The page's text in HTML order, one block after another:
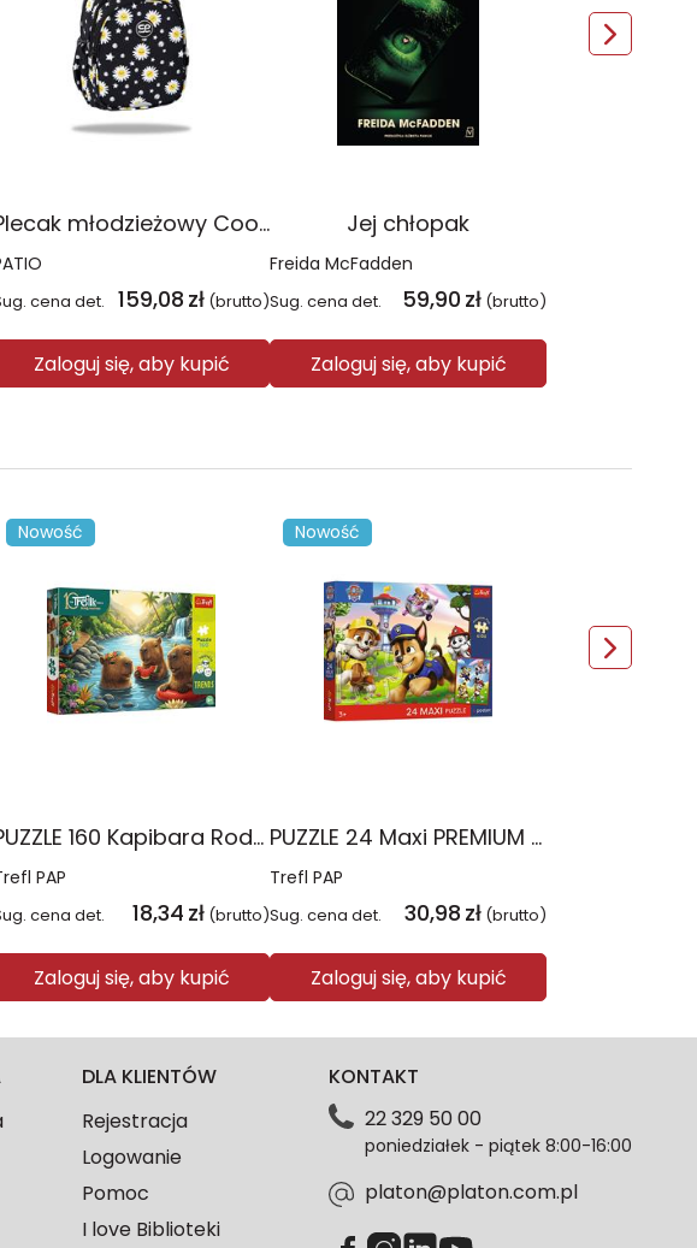
Plecak młodzieżowy Coolpack Jerry Daisy Black
cena det. 159,08 zł (brutto)
Zaloguj się, aby kupić
Jej chłopak
Freida McFadden
Sug. cena det. 59,90 zł (brutto)
Zaloguj się, aby kupić
Nowość
PUZZLE 160 Kapibara Rodzina Treflików 15446
PAP
cena det. 18,34 zł (brutto)
Zaloguj się, aby kupić
Nowość
PUZZLE 24 Maxi PREMIUM PLUS KIDS Wesoły spacer Psi Patrol 14388
Trefl PAP
Sug. cena det. 30,98 zł (brutto)
Zaloguj się, aby kupić
DLA KLIENTÓW
Rejestracja
Logowanie
Pomoc
I love Biblioteki
KONTAKT
22 329 50 00
poniedziałek - piątek 8:00-16:00
platon@platon.com.pl